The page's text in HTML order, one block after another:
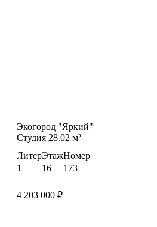
Экогород "Яркий"
Студия 28.02 м²
Литер
1
Этаж
16
Номер
173
4 203 000 ₽